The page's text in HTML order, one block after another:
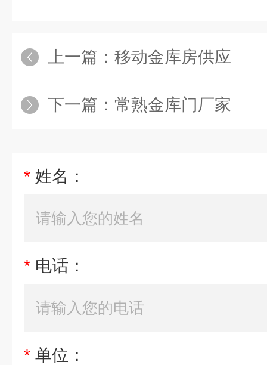
上一篇： 移动金库房供应
下一篇： 常熟金库门厂家
* 姓名：
* 电话：
* 单位：